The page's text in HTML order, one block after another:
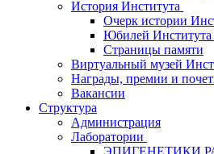
История Института
Очерк истории
Юбилей Института
Страницы памяти
Виртуальный музей
Награды, премии и
Вакансии
Структура
Администрация
Лаборатории
ЭПИГЕНЕТИКИ